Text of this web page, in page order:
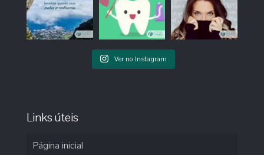
Ver no Instagram
Links úteis
Página inicial